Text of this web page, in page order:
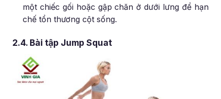
một chiếc gối hoặc gập chăn ở dưới lưng để hạn
chế tổn thương cột sống.
2.4. Bài tập Jump Squat